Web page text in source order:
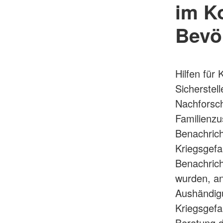
im
Hilfen für
wurden,